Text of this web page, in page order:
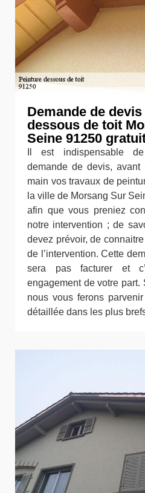
Demande de
dessous de toit
Seine 91250
Il est indispensable
demande de devis,
main vos travaux de
la ville de Morsang Sur
afin que vous preniez
notre intervention ; de
devez prévoir, de
de l’intervention. Cette
sera pas facturer et
engagement de votre part.
nous vous ferons
détaillée dans les plus